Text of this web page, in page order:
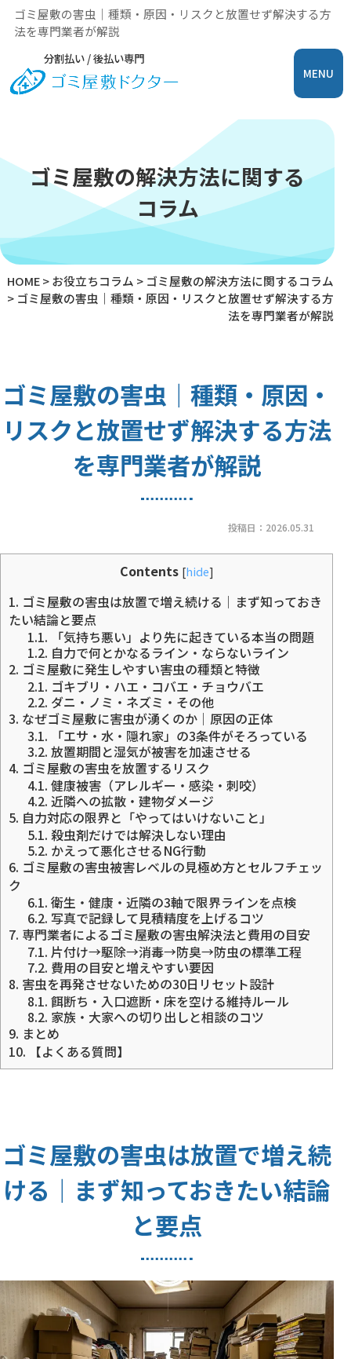
ゴミ屋敷の害虫｜種類・原因・リスクと放置せず解決する方
法を専門業者が解説
分割払い / 後払い専門
MENU
ゴミ屋敷の解決方法に関する
コラム
HOME>お役立ちコラム > ゴミ屋敷の解決方法に関するコラム
> ゴミ屋敷の害虫｜種類・原因・リスクと放置せず解決する方
法を専門業者が解説
ゴミ屋敷の害虫｜種類・原因・
リスクと放置せず解決する方法
を専門業者が解説
投稿日： 2026.05.31
Contents [hide]
1. ゴミ屋敷の害虫は放置で増え続ける｜まず知っておき
たい結論と要点
1.1. 「気持ち悪い」より先に起きている本当の問題
1.2. 自力で何とかなるライン・ならないライン
2. ゴミ屋敷に発生しやすい害虫の種類と特徴
2.1. ゴキブリ・ハエ・コバエ・チョウバエ
2.2. ダニ・ノミ・ネズミ・その他
3. なぜゴミ屋敷に害虫が湧くのか｜原因の正体
3.1. 「エサ・水・隠れ家」の3条件がそろっている
3.2. 放置期間と湿気が被害を加速させる
4. ゴミ屋敷の害虫を放置するリスク
4.1. 健康被害（アレルギー・感染・刺咬）
4.2. 近隣への拡散・建物ダメージ
5. 自力対応の限界と「やってはいけないこと」
5.1. 殺虫剤だけでは解決しない理由
5.2. かえって悪化させるNG行動
6. ゴミ屋敷の害虫被害レベルの見極め方とセルフチェッ
ク
6.1. 衛生・健康・近隣の3軸で限界ラインを点検
6.2. 写真で記録して見積精度を上げるコツ
7. 専門業者によるゴミ屋敷の害虫解決法と費用の目安
7.1. 片付け→駆除→消毒→防臭→防虫の標準工程
7.2. 費用の目安と増えやすい要因
8. 害虫を再発させないための30日リセット設計
8.1. 餌断ち・入口遮断・床を空ける維持ルール
8.2. 家族・大家への切り出しと相談のコツ
9. まとめ
10. 【よくある質問】
ゴミ屋敷の害虫は放置で増え続
ける｜まず知っておきたい結論
と要点